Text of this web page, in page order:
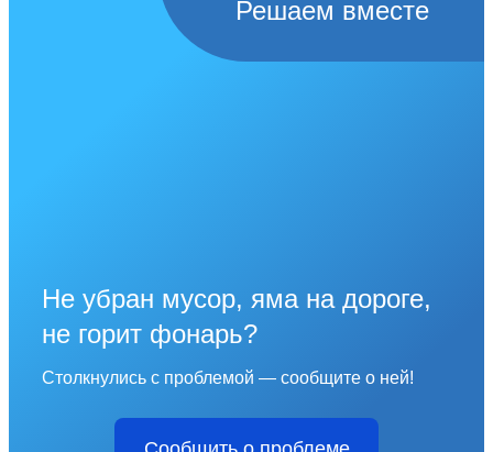
Решаем вместе
Не убран мусор, яма на дороге,
не горит фонарь?
Столкнулись с проблемой — сообщите о ней!